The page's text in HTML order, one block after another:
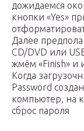
дожидаемся
кнопки «Yes»
Далее
CD/DVD или
жмём «Finish» и
Когда
Password
компьютер, на
сброс пароля